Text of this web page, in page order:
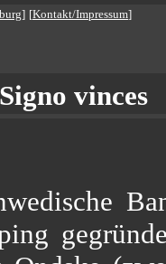
] [Kontakt/Impressum]
vinces